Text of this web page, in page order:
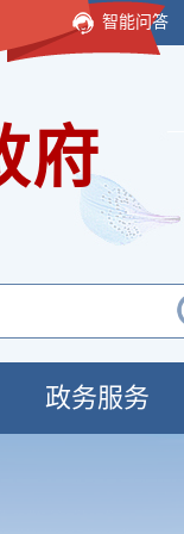
智能问答
府
政务服务